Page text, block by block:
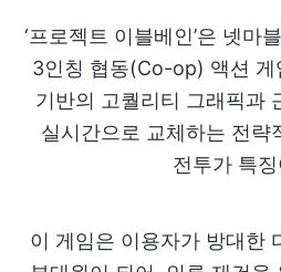
‘프로젝트 이블베인’은 넷마
3인칭 협동(Co-op) 액션 게
기반의 고퀄리티 그래픽과
실시간으로 교체하는 전략
전투가 특
이 게임은 이용자가 방대한